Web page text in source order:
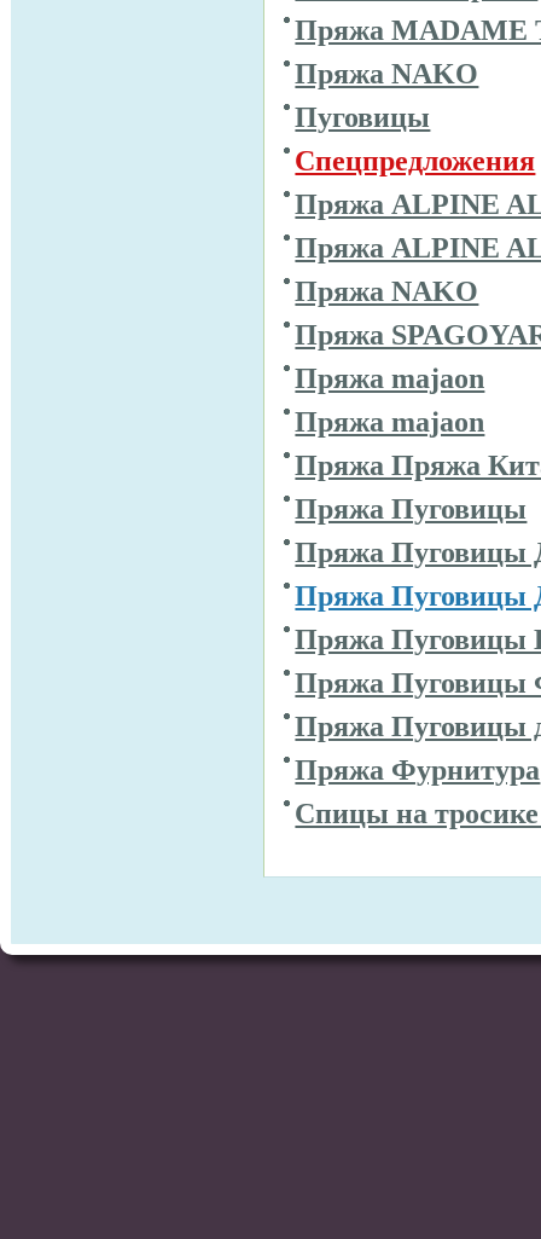
Пряжа MADAME
Пряжа NAKO
Пуговицы
Спецпредложения
Пряжа ALPINE
Пряжа ALPINE
Пряжа NAKO
Пряжа
Пряжа majaon
Пряжа majaon
Пряжа Пряжа
Пряжа Пуговицы
Пряжа Пуговицы
Пряжа Пуговицы
Пряжа Пуговицы
Пряжа Пуговицы
Пряжа Пуговицы
Пряжа Фурнитура
Спицы на